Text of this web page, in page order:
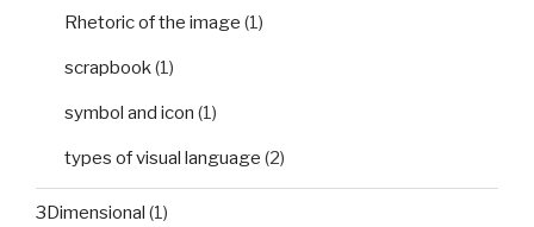
Rhetoric of the image (1)
scrapbook (1)
symbol and icon (1)
types of visual language (2)
3Dimensional (1)